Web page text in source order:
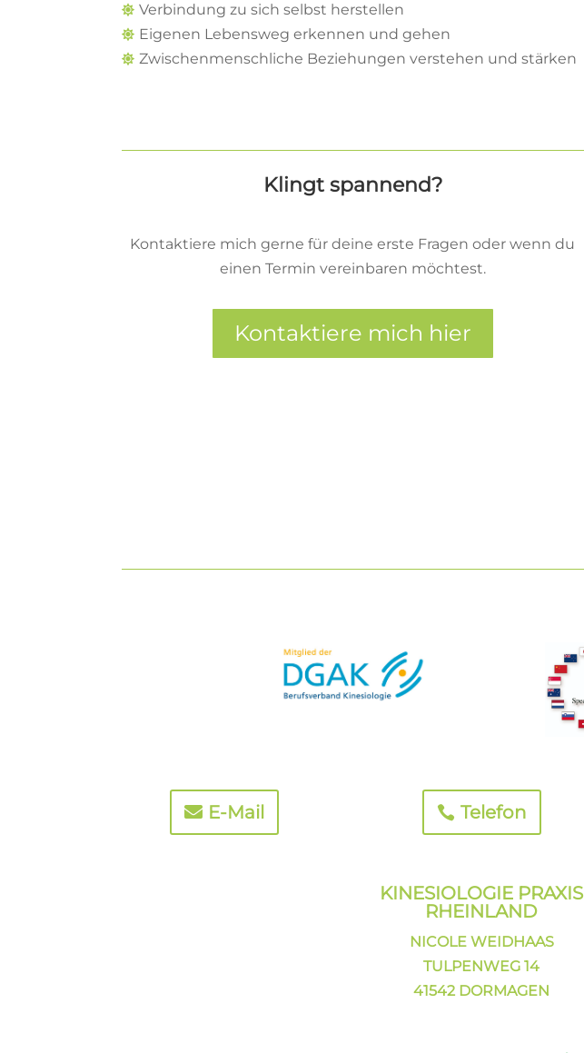
 Verbindung zu sich selbst herstellen
 Eigenen Lebensweg erkennen und gehen
 Zwischenmenschliche Beziehungen verstehen und stärken
Klingt spannend?
Kontaktiere mich gerne für deine erste Fragen oder wenn du
einen Termin vereinbaren möchtest.
Kontaktiere mich hier
E-Mail Telefon
KINESIOLOGIE PRAXIS
RHEINLAND
NICOLE WEIDHAAS
TULPENWEG 14
41542 DORMAGEN